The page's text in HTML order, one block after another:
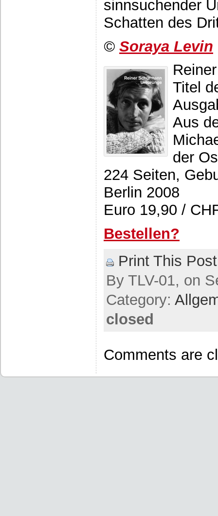
sinnsuchender
Schatten des
© Soraya Levin
Titel
Aus
der
224 Seiten,
Berlin 2008
Euro 19,90 /
Bestellen?
Print This Post
By TLV-01, on
Category:
closed
Comments are